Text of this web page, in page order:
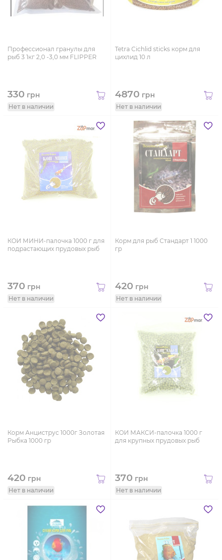
Профессионал гранулы для
рыб 3 1кг 2,0 -3,0 мм FLIPPER
330 грн
Нет в наличии
Tetra Cichlid sticks корм для
цихлид 10 л
4870 грн
Нет в наличии
КОИ МИНИ-палочка 1000 г для
подрастающих прудовых рыб
370 грн
Нет в наличии
Корм для рыб Стандарт 1 1000
гр
420 грн
Нет в наличии
Корм Анциструс 1000г Золотая
Рыбка 1000 гр
420 грн
Нет в наличии
КОИ МАКСИ-палочка 1000 г
для крупных прудовых рыб
370 грн
Нет в наличии